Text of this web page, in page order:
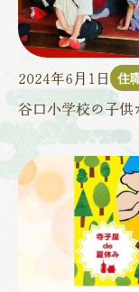
2024年6月1日 住
谷口小学校の子供